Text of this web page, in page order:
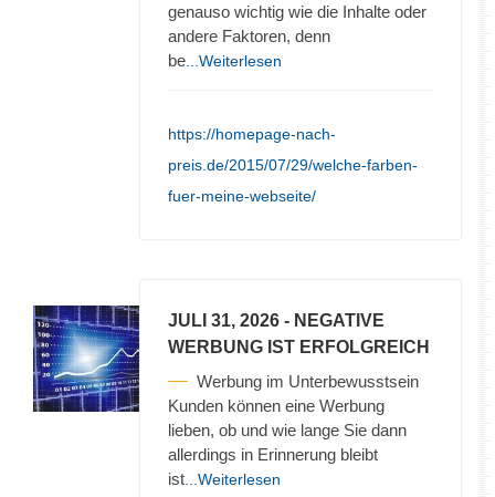
genauso wichtig wie die Inhalte oder
andere Faktoren, denn
be ...Weiterlesen
https://homepage-nach-
preis.de/2015/07/29/welche-farben-
fuer-meine-webseite/
JULI 31, 2026 - NEGATIVE
WERBUNG IST ERFOLGREICH
Werbung im Unterbewusstsein
Kunden können eine Werbung
lieben, ob und wie lange Sie dann
allerdings in Erinnerung bleibt
ist ...Weiterlesen